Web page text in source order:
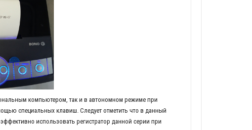
компьютером, так и в автономном режиме при
специальных клавиш. Следует отметить что в данный
использовать регистратор данной серии при